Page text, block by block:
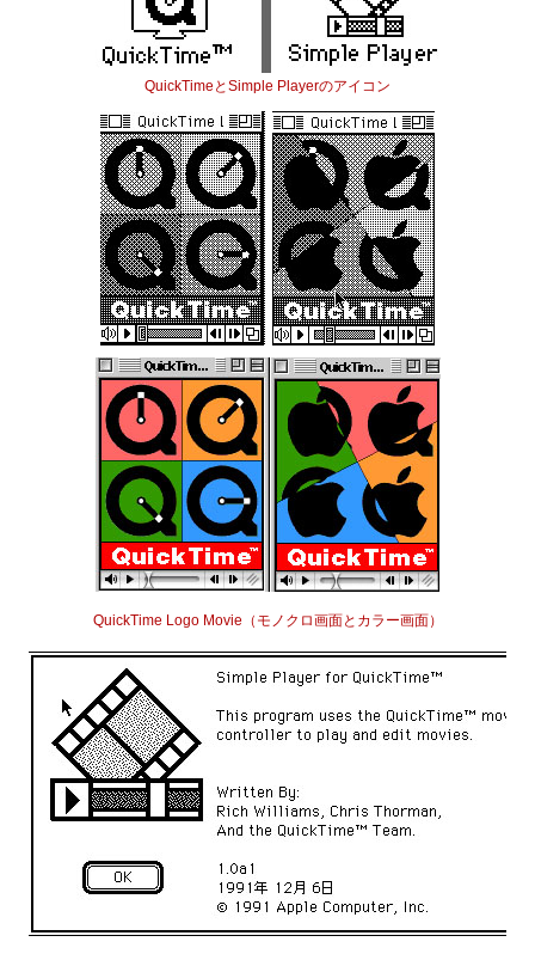
QuickTimeとSimple Playerのアイコン
QuickTime Logo Movie（モノクロ画面とカラー画面）